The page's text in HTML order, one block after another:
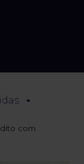
com